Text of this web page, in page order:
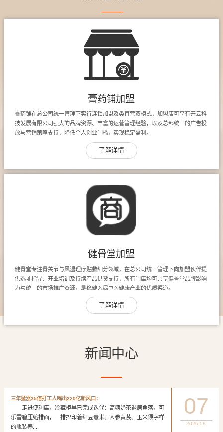
膏药铺加盟
膏药铺在总公司统一管理下实行连锁加盟及类直营双模式，加盟店可享有开云科
技发展有限公司强大的品牌资源、丰富的运营管理经验，以及总部统一的广告投
放与营销策略支持，降低个人创业门槛，实现稳定盈利。
了解详情
健骨堂加盟
健骨堂专注骨关节与风湿理疗贴敷细分领域，在总公司统一管理下向加盟伙伴提
供选址指导、开业培训及持续产品供货支持，所有门店均可共享健骨堂品牌影响
力与统一的市场推广资源，是稳健入局中医健康产业的优质渠道。
了解详情
新闻中心
三年猛涨35倍打工人喝出220亿新风口：
走进便利店，冷藏柜早已完成迭代：高糖奶茶退居角落，可
乐雪碧压缩排面，一排排印着红豆薏米、人参黄芪、玉米须字样
的瓶装养...
07
2026-08